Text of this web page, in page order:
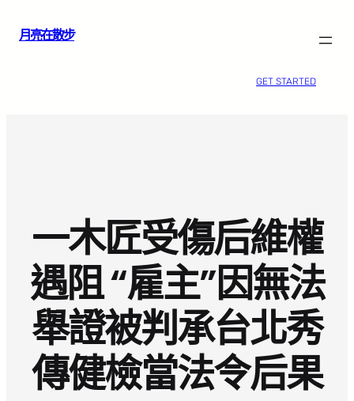
月亮在散步
GET STARTED
一木匠受傷后維權
遇阻 “雇主”因無法
舉證被判承台北秀
傳健檢當法令后果